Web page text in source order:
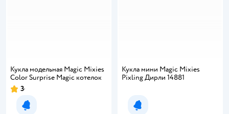
Кукла модельная Magic Mixies
Color Surprise Magic котелок
Рейтинг:
3
Уведомить о появлении
Кукла мини Magic Mixies
Pixling Дирли 14881
Уведомить о появлении